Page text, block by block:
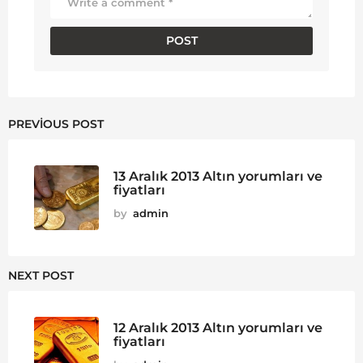
PREVIOUS POST
13 Aralık 2013 Altın yorumları ve
fiyatları
by admin
NEXT POST
12 Aralık 2013 Altın yorumları ve
fiyatları